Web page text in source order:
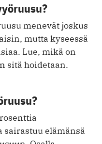
menevät joskus
mutta kyseessä
Lue, mikä on
sitä hoidetaan.
sairastuu elämänsä